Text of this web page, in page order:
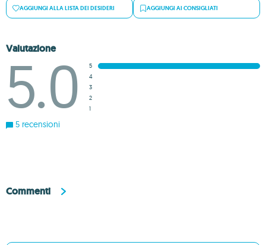
AGGIUNGI ALLA LISTA DEI DESIDERI AGGIUNGI AI CONSIGLIATI
Valutazione
5.0
5
4
3
2
1
5 recensioni
Commenti